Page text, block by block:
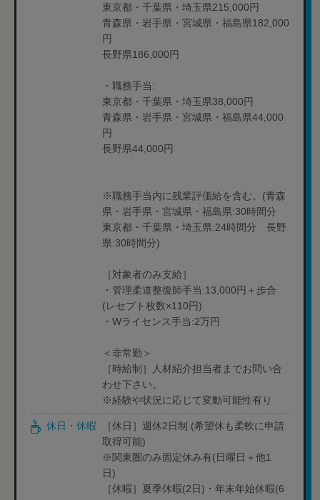
東京都・千葉県・埼玉県215,000円
青森県・岩手県・宮城県・福島県182,000
円
長野県186,000円
・職務手当:
東京都・千葉県・埼玉県38,000円
青森県・岩手県・宮城県・福島県44,000
円
長野県44,000円
※職務手当内に残業評価給を含む。(青森
県・岩手県・宮城県・福島県:30時間分
東京都・千葉県・埼玉県:24時間分 長野
県:30時間分)
［対象者のみ支給］
・管理柔道整復師手当:13,000円＋歩合
(レセプト枚数×110円)
・Wライセンス手当:2万円
＜非常勤＞
［時給制］人材紹介担当者までお問い合
わせ下さい。
※経験や状況に応じて変動可能性有り
休日・休暇
［休日］週休2日制 (希望休も柔軟に申請
取得可能)
※関東圏のみ固定休み有(日曜日＋他1
日)
［休暇］夏季休暇(2日)・年末年始休暇(6